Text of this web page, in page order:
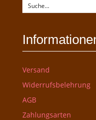
Versand
Widerrufsbelehrung
AGB
Zahlungsarten